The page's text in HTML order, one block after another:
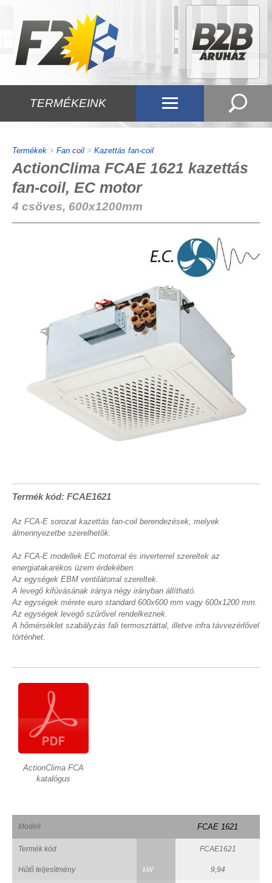
TERMÉKEINK
Termékek > Fan coil > Kazettás fan-coil
ActionClima FCAE 1621 kazettás
fan-coil, EC motor
4 csöves, 600x1200mm
Termék kód: FCAE1621
Az FCA-E sorozat kazettás fan-coil berendezések, melyek
álmennyezetbe szerelhetők.
Az FCA-E modellek EC motorral és inverterrel szereltek az
energiatakarékos üzem érdekében.
Az egységek EBM ventilátorral szereltek.
A levegő kifúvásának iránya négy irányban állítható.
Az egységek mérete euro standard 600x600 mm vagy 600x1200 mm.
Az egységek levegő szűrővel rendelkeznek.
A hőmérséklet szabályzás fali termosztáttal, illetve infra távvezérlővel
történhet.
ActionClima FCA
katalógus
Modell FCAE 1621
Termék kód FCAE1621
Hűtő teljesítmény kW 9,94